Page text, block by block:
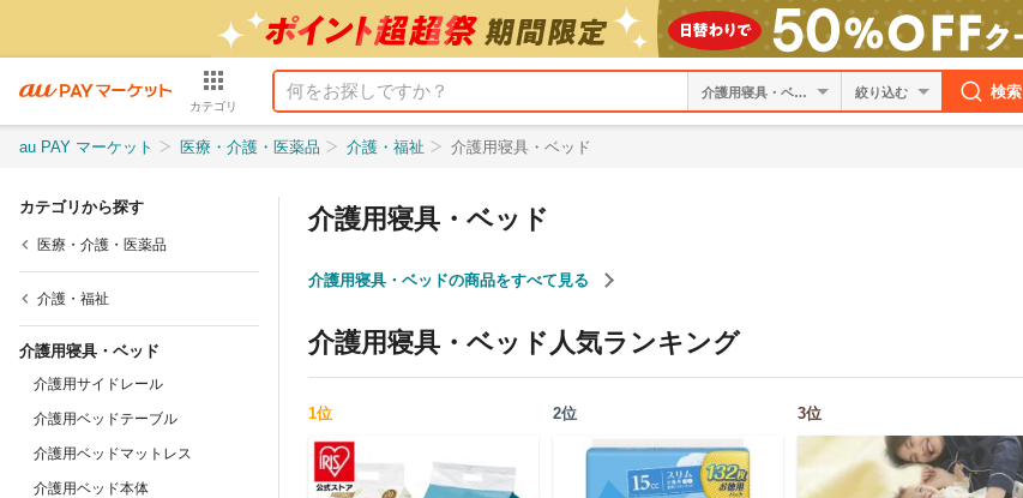
カテゴリ
絞り込む 検索
au PAY マーケット 医療・介護・医薬品 介護・福祉 介護用寝具・ベッド
カテゴリから探す
医療・介護・医薬品
介護・福祉
介護用寝具・ベッド
介護用サイドレール
介護用ベッドテーブル
介護用ベッドマットレス
介護用ベッド本体
介護用寝具・ベッド
介護用寝具・ベッドの商品をすべて見る
介護用寝具・ベッド人気ランキング
1位 2位 3位